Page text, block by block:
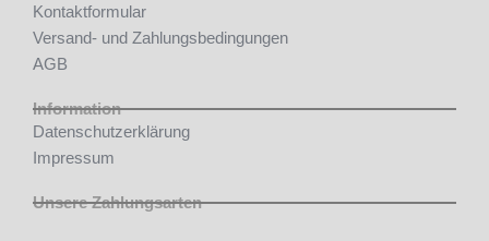
Kontaktformular
Versand- und Zahlungsbedingungen
AGB
Information
Datenschutzerklärung
Impressum
Unsere Zahlungsarten